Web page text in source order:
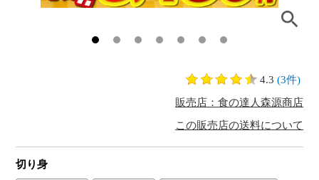
4.3 (3件)
販売店：食の達人森源商店
この販売店の送料について
切り身